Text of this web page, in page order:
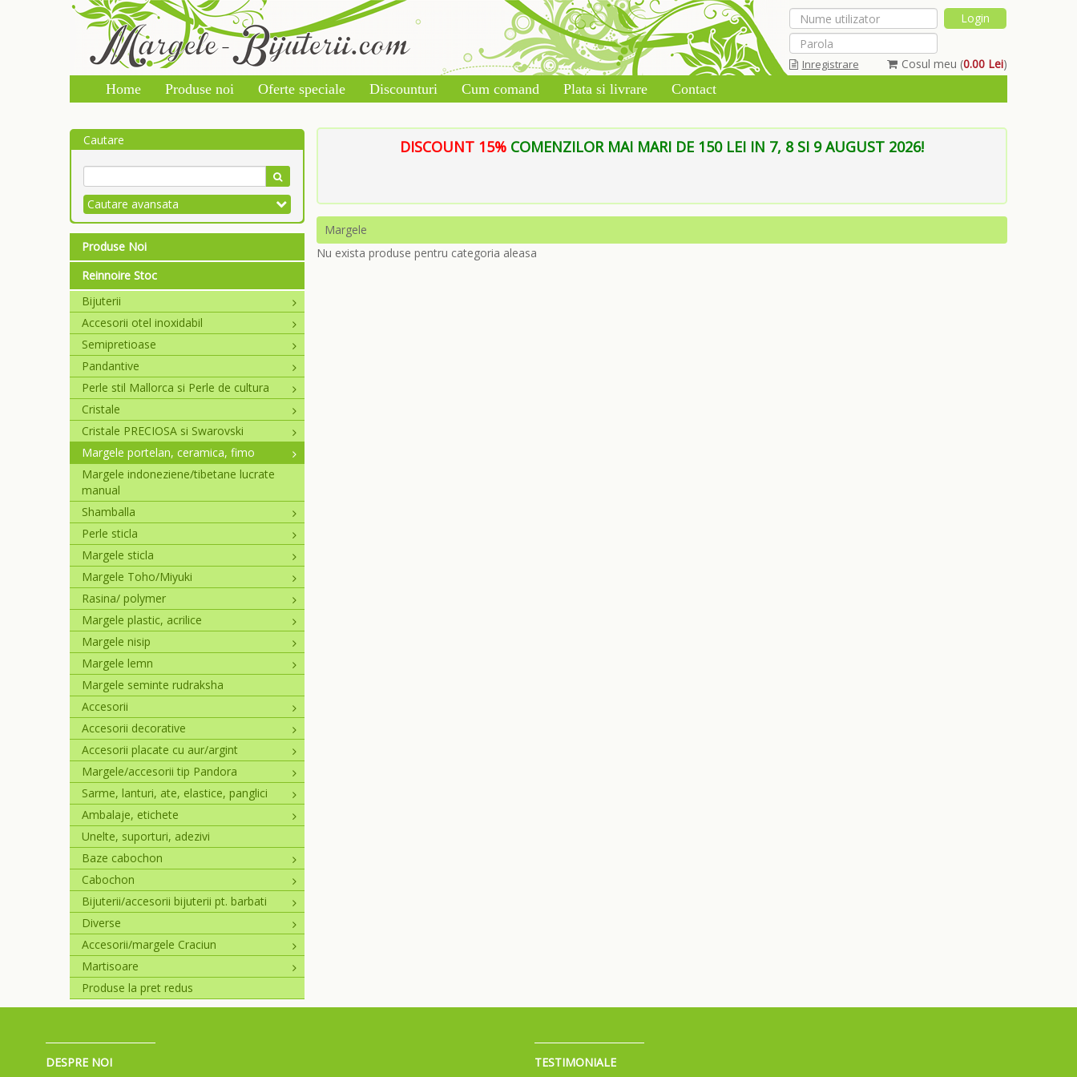
Cosul meu (0.00 Lei)
Inregistrare
Home Produse noi Oferte speciale Discounturi Cum comand Plata si livrare Contact
Cautare
Cautare avansata
Produse Noi
Reinnoire Stoc
Bijuterii
Accesorii otel inoxidabil
Semipretioase
Pandantive
Perle stil Mallorca si Perle de cultura
Cristale
Cristale PRECIOSA si Swarovski
Margele portelan, ceramica, fimo
Margele indoneziene/tibetane lucrate
manual
Shamballa
Perle sticla
Margele sticla
Margele Toho/Miyuki
Rasina/ polymer
Margele plastic, acrilice
Margele nisip
Margele lemn
Margele seminte rudraksha
Accesorii
Accesorii decorative
Accesorii placate cu aur/argint
Margele/accesorii tip Pandora
Sarme, lanturi, ate, elastice, panglici
Ambalaje, etichete
Unelte, suporturi, adezivi
Baze cabochon
Cabochon
Bijuterii/accesorii bijuterii pt. barbati
Diverse
Accesorii/margele Craciun
Martisoare
Produse la pret redus
DISCOUNT 15% COMENZILOR MAI MARI DE 150 LEI IN 7, 8 SI 9 AUGUST 2026!
Margele
Nu exista produse pentru categoria aleasa
DESPRE NOI TESTIMONIALE